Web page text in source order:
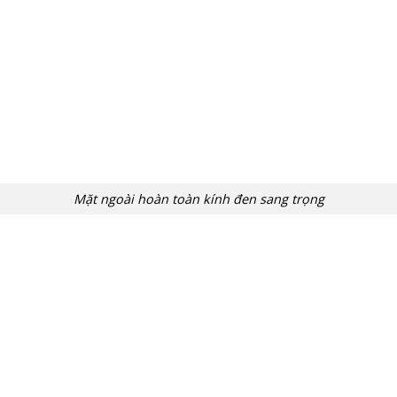
Mặt ngoài hoàn toàn kính đen sang trọng